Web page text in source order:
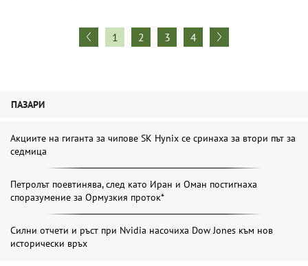
1 2 3 4
ПАЗАРИ
Акциите на гиганта за чипове SK Hynix се сринаха за втори път за
седмица
Петролът поевтинява, след като Иран и Оман постигнаха
споразумение за Ормузкия проток*
Силни отчети и ръст при Nvidia насочиха Dow Jones към нов
исторически връх